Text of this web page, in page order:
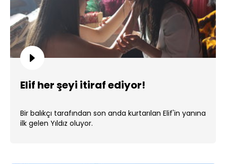
Elif her şeyi itiraf ediyor!
Bir balıkçı tarafından son anda kurtarılan Elif'in yanına
ilk gelen Yıldız oluyor.